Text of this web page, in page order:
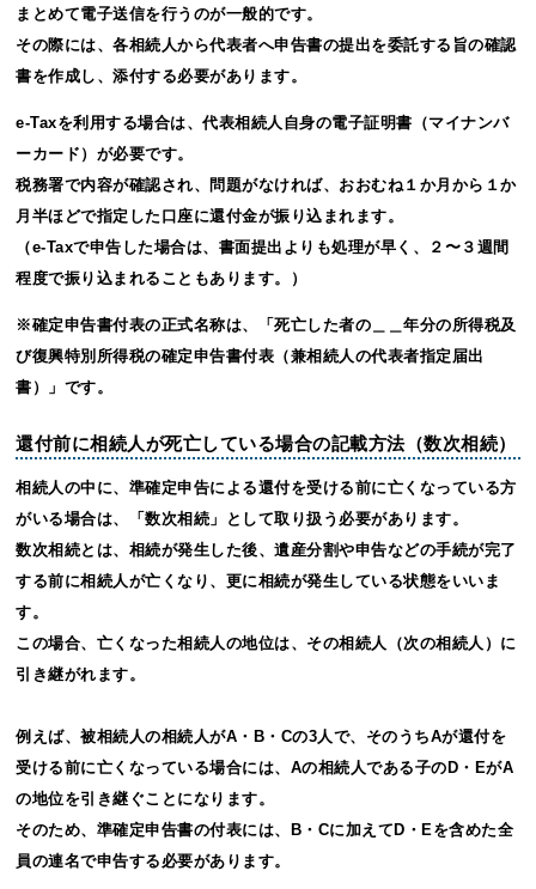
まとめて電子送信を行うのが一般的です。
その際には、各相続人から代表者へ申告書の提出を委託する旨の確認
書を作成し、添付する必要があります。
e-Taxを利用する場合は、代表相続人自身の電子証明書（マイナンバ
ーカード）が必要です。
税務署で内容が確認され、問題がなければ、おおむね１か月から１か
月半ほどで指定した口座に還付金が振り込まれます。
（e-Taxで申告した場合は、書面提出よりも処理が早く、２〜３週間
程度で振り込まれることもあります。）
※確定申告書付表の正式名称は、「死亡した者の＿＿年分の所得税及
び復興特別所得税の確定申告書付表（兼相続人の代表者指定届出
書）」です。
還付前に相続人が死亡している場合の記載方法（数次相続）
相続人の中に、準確定申告による還付を受ける前に亡くなっている方
がいる場合は、「数次相続」として取り扱う必要があります。
数次相続とは、相続が発生した後、遺産分割や申告などの手続が完了
する前に相続人が亡くなり、更に相続が発生している状態をいいま
す。
この場合、亡くなった相続人の地位は、その相続人（次の相続人）に
引き継がれます。
例えば、被相続人の相続人がA・B・Cの3人で、そのうちAが還付を
受ける前に亡くなっている場合には、Aの相続人である子のD・EがA
の地位を引き継ぐことになります。
そのため、準確定申告書の付表には、B・Cに加えてD・Eを含めた全
員の連名で申告する必要があります。